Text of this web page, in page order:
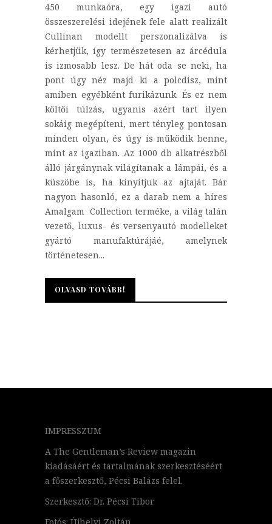
450 munkaóra, egy igazi autó
összeszerelési idejének fele alatt realizált
Cullinan modellt perszonalizálva is
kérhetjük, így természetesen az árcédula
is izmosabb lesz. De hát oda se neki, ha
pont úgy néz majd ki a polcdísz, mint
amiben egyébként furikázunk. És ez nem
költői túlzás, ugyanis azért tart ilyen
sokáig megépíteni, mert tényleg pontosan
minden olyan, és úgy is működik benne,
mint az igaziban. Az 1000 db alkatrészből
álló járgánynak világítanak a lámpái, és a
küszöbe is, ha kinyitjuk az ajtaját. Bár
nagyon hasonló, ez a darab nem a híres
Amalgam Collection terméke, a világ talán
vezető, luxus- és versenyautó modelleket
gyártó manufaktúrájáé, amelynek
történetesen...
OLVASD TOVÁBB!
OLVASD TOVÁBB!
IMPRESSZUM
A The Gentleman’s Review magazin
kiadásáért és tartalmának szerkesztéséért
a főszerkesztő, Pécsi Balázs felel.
Szerkesztő: Dr. Pécsi Tibor